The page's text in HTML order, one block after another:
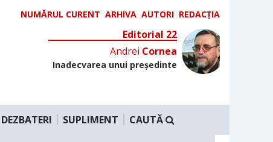
NUMĂRUL CURENT ARHIVA AUTORI REDACȚIA
Editorial 22
Andrei Cornea
Inadecvarea unui președinte
DEZBATERI SUPLIMENT CAUTĂ